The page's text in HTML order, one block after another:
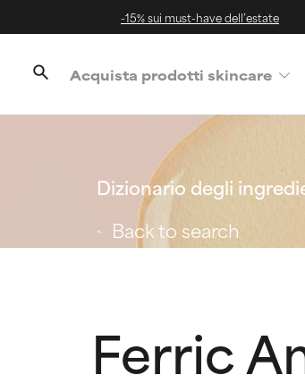
-15% sui must-have dell’estate
Acquista prodotti skincare
Dizionario degli
Back to search
Ferric